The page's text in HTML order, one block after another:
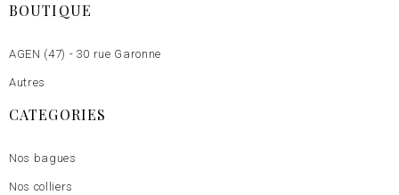
BOUTIQUE
AGEN (47) - 30 rue Garonne
Autres
CATEGORIES
Nos bagues
Nos colliers